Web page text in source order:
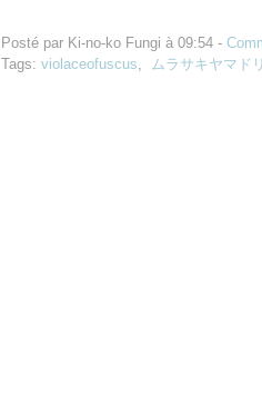
Posté par Ki-no-ko Fungi à 09:54 -
Tags: violaceofuscus, ムラサキヤマド